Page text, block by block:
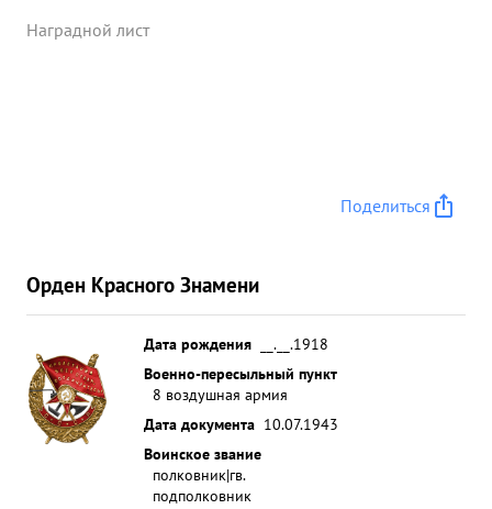
боевую с бстанов ку и во время разгадывать
Наградной лист
Поделиться
Орден Красного Знамени
Дата рождения
__.__.1918
Военно-пересыльный пункт
8 воздушная армия
Дата документа 10.07.1943
Воинское звание
полковник|гв.
подполковник